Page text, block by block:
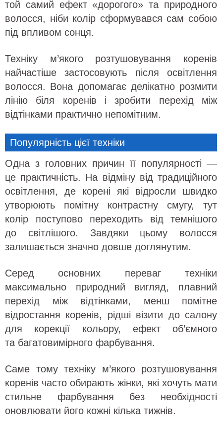
той самий ефект «дорогого» та природного
волосся, ніби колір сформувався сам собою
під впливом сонця.
Техніку м’якого розтушовування коренів
найчастіше застосовують після освітлення
волосся. Вона допомагає делікатно розмити
лінію біля коренів і зробити перехід між
відтінками практично непомітним.
Популярність цієї техніки
Одна з головних причин її популярності —
це практичність. На відміну від традиційного
освітлення, де корені які відросли швидко
утворюють помітну контрастну смугу, тут
колір поступово переходить від темнішого
до світлішого. Завдяки цьому волосся
залишається значно довше доглянутим.
Серед основних переваг техніки
максимально природний вигляд, плавний
перехід між відтінками, менш помітне
відростання коренів, рідші візити до салону
для корекції кольору, ефект об’ємного
та багатовимірного фарбування.
Саме тому техніку м’якого розтушовування
коренів часто обирають жінки, які хочуть мати
стильне фарбування без необхідності
оновлювати його кожні кілька тижнів.